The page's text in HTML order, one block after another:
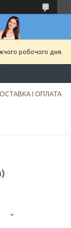
робочого дня.
І ОПЛАТА